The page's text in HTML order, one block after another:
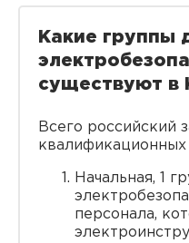
Какие группы
существуют в
Всего российский
квалификационных
Начальная, 1
персонала,